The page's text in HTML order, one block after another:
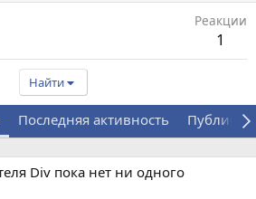
Реакции
1
Найти
Последняя активность
Div пока нет ни одного